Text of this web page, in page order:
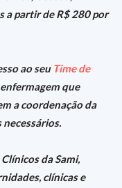
a partir de R$ 280 por
ao seu Time de
que
a coordenação da
necessários.
da Sami,
clínicas e